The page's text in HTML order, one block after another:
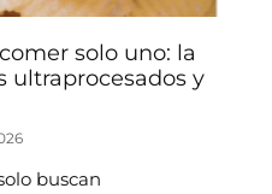
solo uno: la
ultraprocesados y
buscan